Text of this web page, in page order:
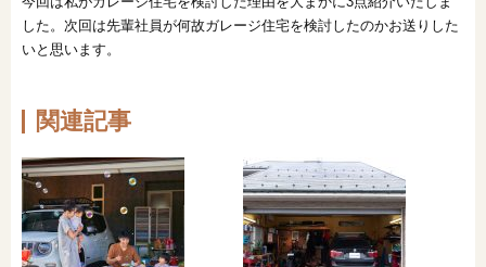
した。次回は先輩社員が何故ガレージ住宅を検討したのかお送りした
いと思います。
関連記事